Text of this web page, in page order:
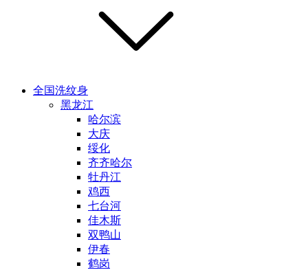
全国洗纹身
黑龙江
哈尔滨
大庆
绥化
齐齐哈尔
牡丹江
鸡西
七台河
佳木斯
双鸭山
伊春
鹤岗